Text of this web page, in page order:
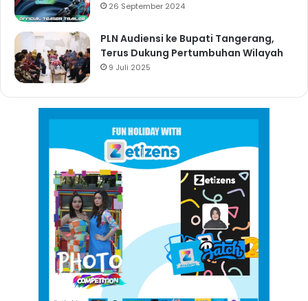
26 September 2024
PLN Audiensi ke Bupati Tangerang,
Terus Dukung Pertumbuhan Wilayah
9 Juli 2025